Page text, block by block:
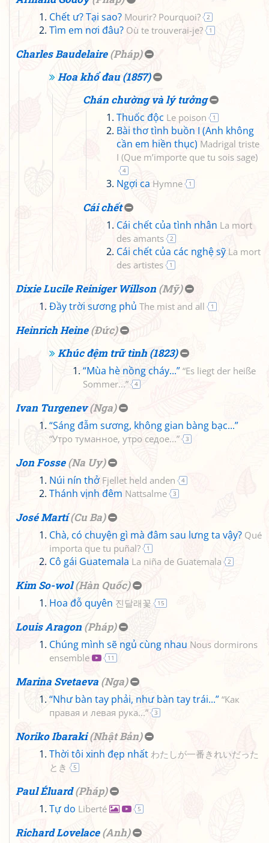
Chết ư? Tại sao? Mourir? Pourquoi? 2
Tìm em nơi đâu? Où te trouverai-je? 1
Charles Baudelaire (Pháp)
Hoa khổ đau (1857)
Chán chường và lý tưởng
Thuốc độc Le poison 1
Bài thơ tình buồn I (Anh không
cần em hiền thục) Madrigal triste
I (Que m’importe que tu sois sage)
4
Ngợi ca Hymne 1
Cái chết
Cái chết của tình nhân La mort
des amants
2
Cái chết của các nghệ sỹ La mort
des artistes
1
Dixie Lucile Reiniger Willson (Mỹ)
Đầy trời sương phủ The mist and all 1
Heinrich Heine (Đức)
Khúc đệm trữ tình (1823)
“Mùa hè nồng cháy...” “Es liegt der heiße
Sommer...”
4
Ivan Turgenev (Nga)
“Sáng đẫm sương, không gian bàng bạc...”
“Утро туманное, утро седое...” 3
Jon Fosse (Na Uy)
Núi nín thở Fjellet held anden 4
Thánh vịnh đêm Nattsalme 3
José Martí (Cu Ba)
Chà, có chuyện gì mà đâm sau lưng ta vậy? Qué
importa que tu puñal?
1
Cô gái Guatemala La niña de Guatemala 2
Kim So-wol (Hàn Quốc)
Hoa đỗ quyên 진달래꽃 15
Louis Aragon (Pháp)
Chúng mình sẽ ngủ cùng nhau Nous dormirons
ensemble
11
Marina Svetaeva (Nga)
“Như bàn tay phải, như bàn tay trái...” “Как
правая и левая рука...”
3
Noriko Ibaraki (Nhật Bản)
Thời tôi xinh đẹp nhất わたしが一番きれいだった
とき
5
Paul Éluard (Pháp)
Tự do Liberté 5
Richard Lovelace (Anh)